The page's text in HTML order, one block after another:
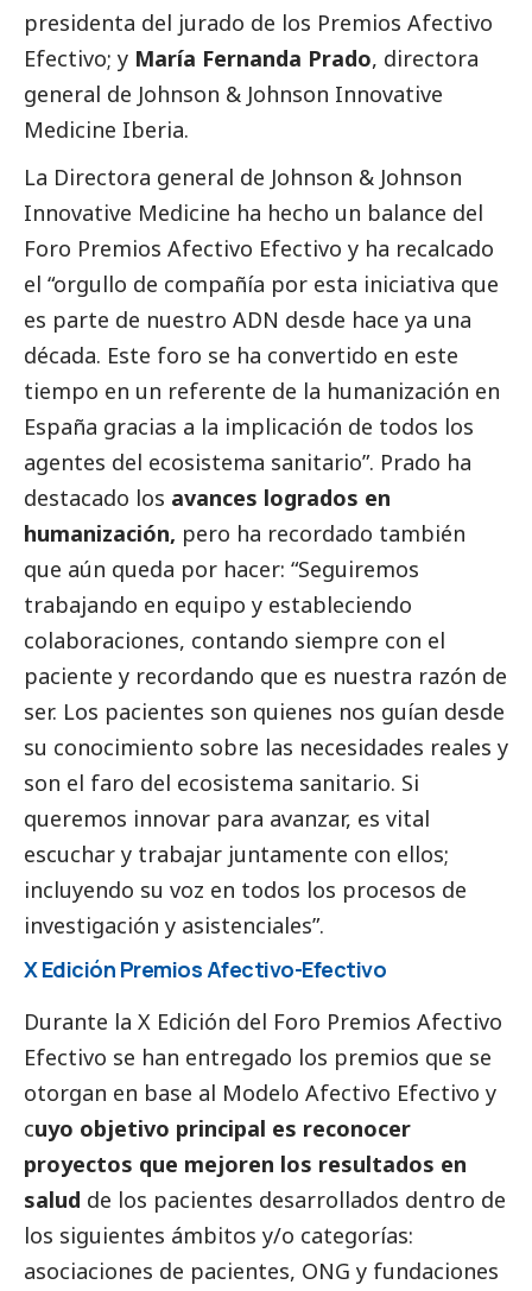
presidenta del jurado de los Premios Afectivo
Efectivo; y María Fernanda Prado, directora
general de Johnson & Johnson Innovative
Medicine Iberia.
La Directora general de Johnson & Johnson
Innovative Medicine ha hecho un balance del
Foro Premios Afectivo Efectivo y ha recalcado
el “orgullo de compañía por esta iniciativa que
es parte de nuestro ADN desde hace ya una
década. Este foro se ha convertido en este
tiempo en un referente de la humanización en
España gracias a la implicación de todos los
agentes del ecosistema sanitario”. Prado ha
destacado los avances logrados en
humanización, pero ha recordado también
que aún queda por hacer: “Seguiremos
trabajando en equipo y estableciendo
colaboraciones, contando siempre con el
paciente y recordando que es nuestra razón de
ser. Los pacientes son quienes nos guían desde
su conocimiento sobre las necesidades reales y
son el faro del ecosistema sanitario. Si
queremos innovar para avanzar, es vital
escuchar y trabajar juntamente con ellos;
incluyendo su voz en todos los procesos de
investigación y asistenciales”.
X Edición Premios Afectivo-Efectivo
Durante la X Edición del Foro Premios Afectivo
Efectivo se han entregado los premios que se
otorgan en base al Modelo Afectivo Efectivo y
cuyo objetivo principal es reconocer
proyectos que mejoren los resultados en
salud de los pacientes desarrollados dentro de
los siguientes ámbitos y/o categorías:
asociaciones de pacientes, ONG y fundaciones